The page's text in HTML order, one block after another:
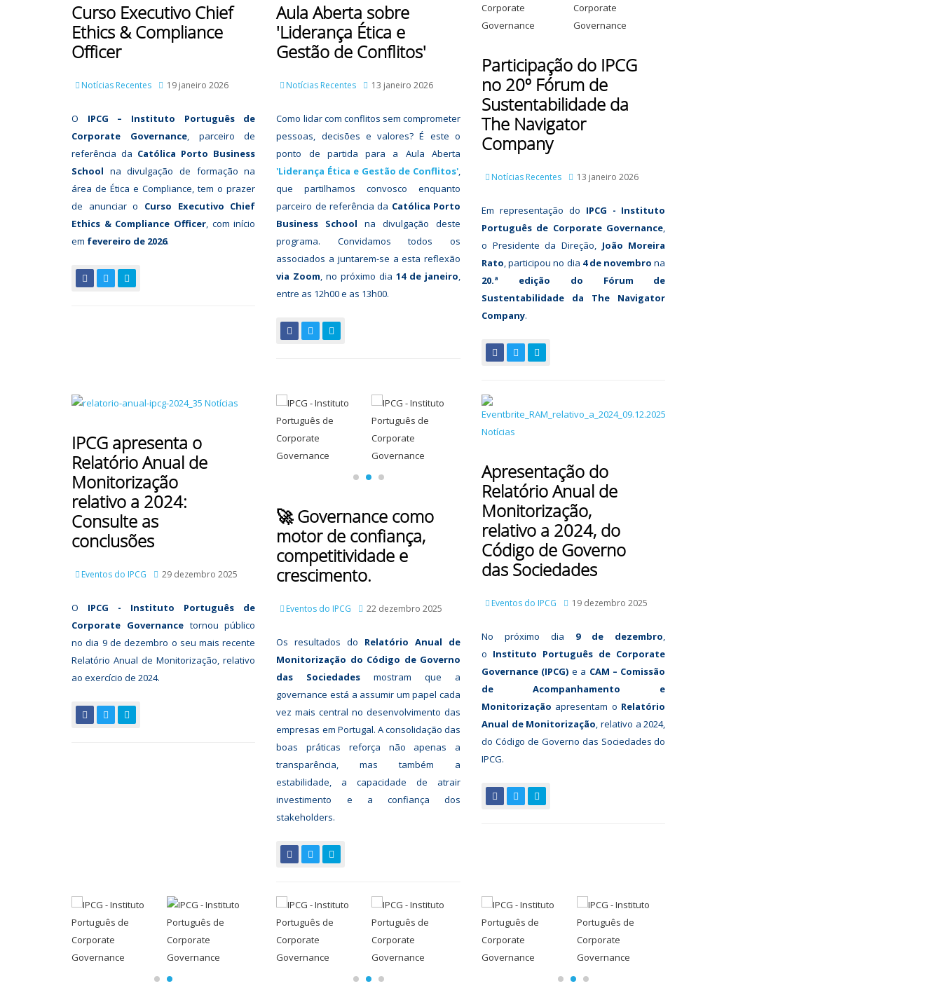
Curso Executivo Chief
Ethics & Compliance
Officer
Notícias Recentes 19 janeiro 2026
O IPCG – Instituto Português de
Corporate Governance, parceiro de
referência da Católica Porto Business
School na divulgação de formação na
área de Ética e Compliance, tem o prazer
de anunciar o Curso Executivo Chief
Ethics & Compliance Officer, com início
em fevereiro de 2026.
Aula Aberta sobre
'Liderança Ética e
Gestão de Conflitos'
Notícias Recentes 13 janeiro 2026
Como lidar com conflitos sem comprometer
pessoas, decisões e valores? É este o
ponto de partida para a Aula Aberta
'Liderança Ética e Gestão de Conflitos',
que partilhamos convosco enquanto
parceiro de referência da Católica Porto
Business Schoolna divulgação deste
programa. Convidamos todos os
associados a juntarem-se a esta reflexão
via Zoom, no próximo dia14 de janeiro,
entre as 12h00 e as 13h00.
Participação do IPCG
no 20º Fórum de
Sustentabilidade da
The Navigator
Company
Notícias Recentes 13 janeiro 2026
Em representação do IPCG - Instituto
Português de Corporate Governance,
o Presidente da Direção, João Moreira
Rato, participou no dia 4 de novembro na
20.ª edição do Fórum de
Sustentabilidade da The Navigator
Company.
IPCG apresenta o
Relatório Anual de
Monitorização
relativo a 2024:
Consulte as
conclusões
Eventos do IPCG 29 dezembro 2025
O IPCG - Instituto Português de
Corporate Governancetornou público
no dia 9 de dezembro o seu mais recente
Relatório Anual de Monitorização, relativo
ao exercício de 2024.
🚀 Governance como
motor de confiança,
competitividade e
crescimento.
Eventos do IPCG 22 dezembro 2025
Os resultados do Relatório Anual de
Monitorização do Código de Governo
das Sociedades mostram que a
governance está a assumir um papel cada
vez mais central no desenvolvimento das
empresas em Portugal. A consolidação das
boas práticas reforça não apenas a
transparência, mas também a
estabilidade, a capacidade de atrair
investimento e a confiança dos
stakeholders.
Apresentação do
Relatório Anual de
Monitorização,
relativo a 2024, do
Código de Governo
das Sociedades
Eventos do IPCG 19 dezembro 2025
No próximo dia 9 de dezembro,
o Instituto Português de Corporate
Governance (IPCG) e a CAM – Comissão
de Acompanhamento e
Monitorização apresentam o Relatório
Anual de Monitorização, relativo a 2024,
do Código de Governo das Sociedades do
IPCG.